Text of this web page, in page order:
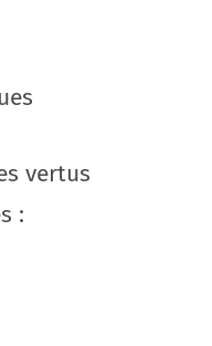
vertus
: